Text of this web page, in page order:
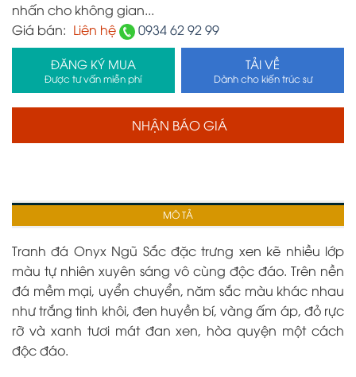
nhấn cho không gian...
Giá bán: Liên hệ 0934 62 92 99
ĐĂNG KÝ MUA
Được tư vấn miễn phí
TẢI VỀ
Dành cho kiến trúc sư
NHẬN BÁO GIÁ
MÔ TẢ
Tranh đá Onyx Ngũ Sắc đặc trưng xen kẽ nhiều lớp
màu tự nhiên xuyên sáng vô cùng độc đáo. Trên nền
đá mềm mại, uyển chuyển, năm sắc màu khác nhau
như trắng tinh khôi, đen huyền bí, vàng ấm áp, đỏ rực
rỡ và xanh tươi mát đan xen, hòa quyện một cách
độc đáo.